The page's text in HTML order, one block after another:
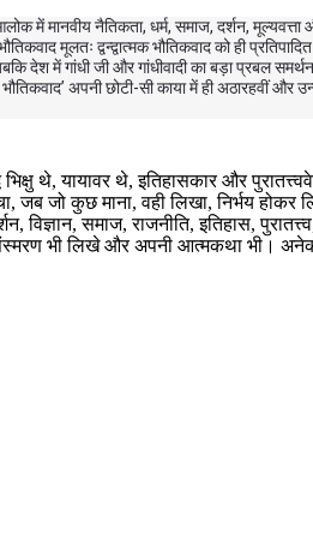
मानवीय नैतिकता, धर्म, समाज, दर्शन, मूल्यवत्ता
मूलतः द्वन्द्वात्मक भौतिकवाद को ही
में गांधी जी और गांधीवादी का बड़ा प्रबल
अपनी छोटी-सी काया में ही अठारहवीं
भिक्षु थे, यायावर थे, इतिहासकार और
कुछ माना, वही लिखा, निर्भय होकर
समाज, राजनीति, इतिहास,
भी लिखे और अपनी आत्मकथा भी।